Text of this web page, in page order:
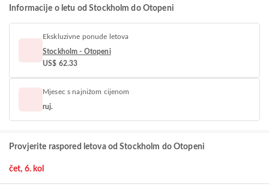
Informacije o letu od Stockholm do Otopeni
Ekskluzivne ponude letova
Stockholm - Otopeni
US$ 62.33
Mjesec s najnižom cijenom
ruj.
Provjerite raspored letova od Stockholm do Otopeni
čet, 6. kol